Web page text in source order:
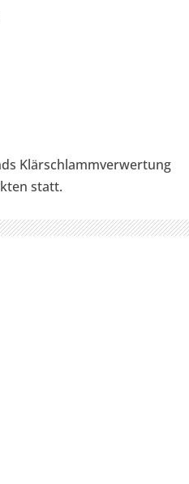
Klärschlammverwertung
statt.